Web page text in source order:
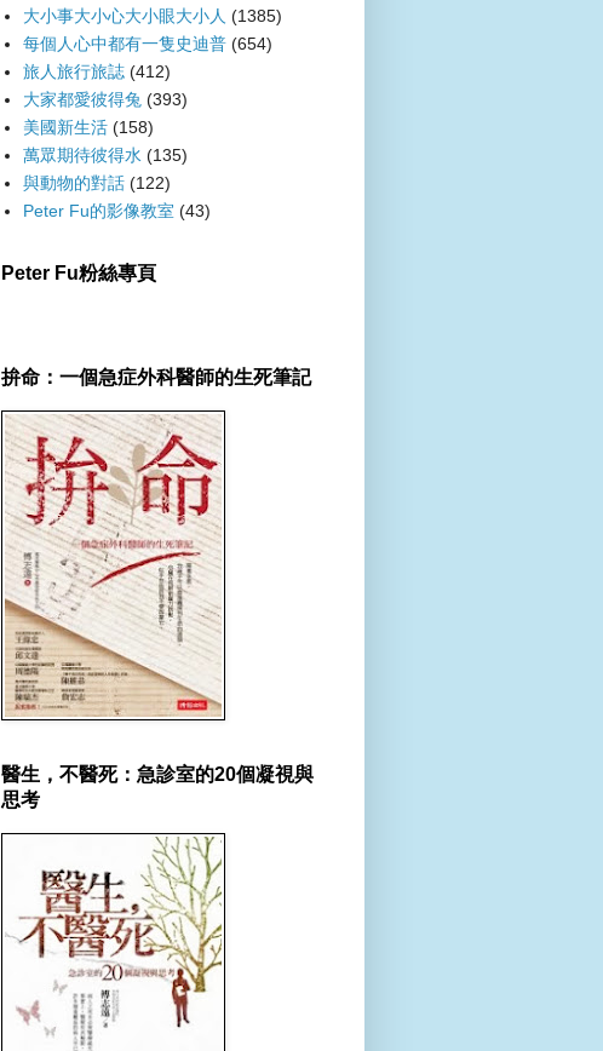
大小事大小心大小眼大小人 (1385)
每個人心中都有一隻史迪普 (654)
旅人旅行旅誌 (412)
大家都愛彼得兔 (393)
美國新生活 (158)
萬眾期待彼得水 (135)
與動物的對話 (122)
Peter Fu的影像教室 (43)
Peter Fu粉絲專頁
拚命：一個急症外科醫師的生死筆記
醫生，不醫死：急診室的20個凝視與
思考